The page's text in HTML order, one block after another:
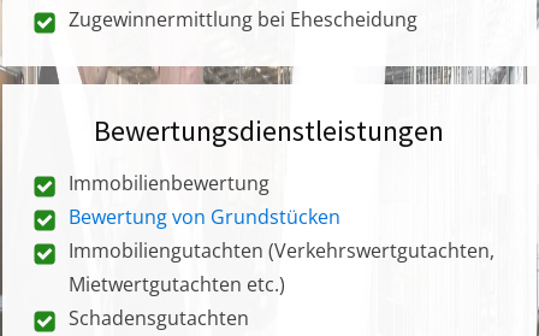
Zugewinnermittlung bei Ehescheidung
Bewertungsdienstleistungen
Immobilienbewertung
Bewertung von Grundstücken
Immobiliengutachten (Verkehrswertgutachten,
Mietwertgutachten etc.)
Schadensgutachten